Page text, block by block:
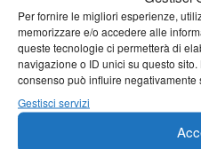
Per fornire le migliori esperienze,
memorizzare e/o accedere alle
queste tecnologie ci permetterà di
navigazione o ID unici su questo
consenso può influire negativamente
Gestisci servizi
Tutto bene per
Fornaci – Barga
Per le vie di
dedicata al